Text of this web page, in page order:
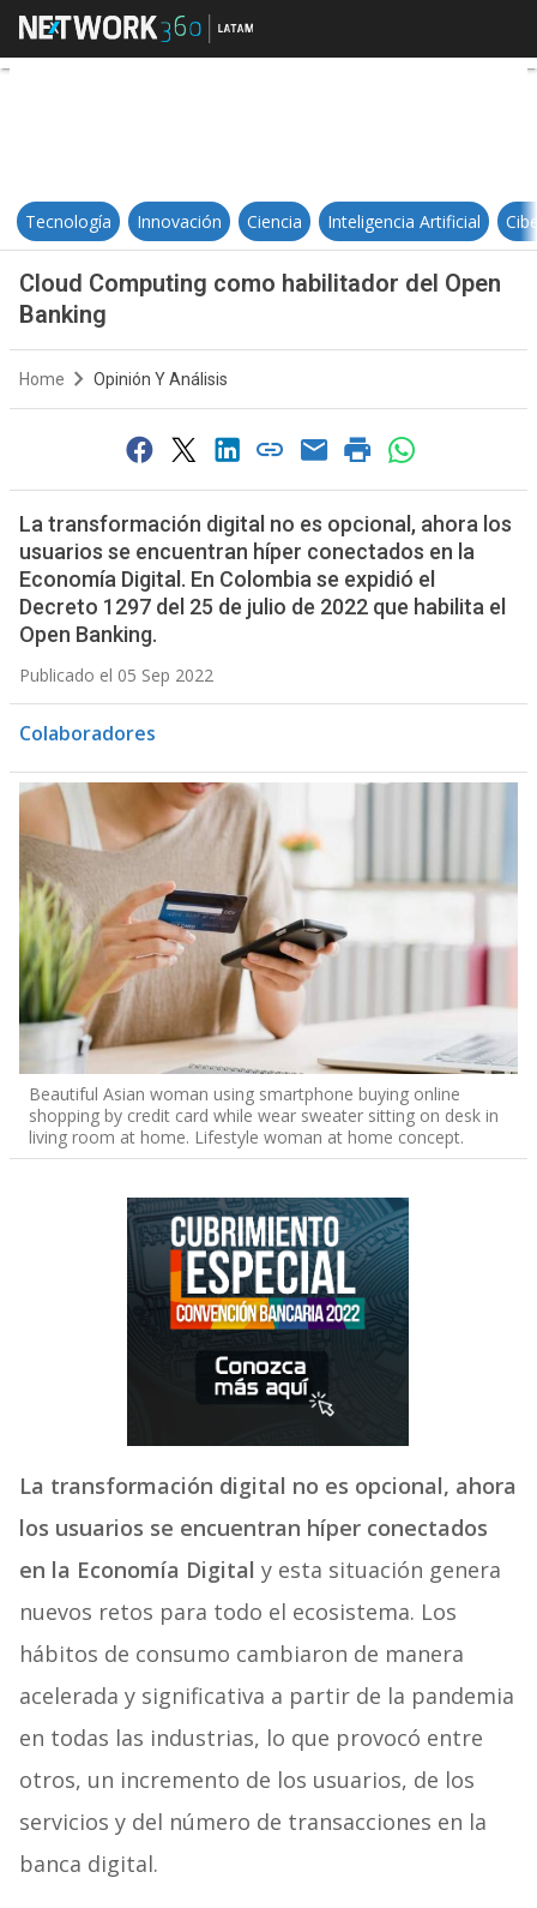
Cloud Computing como
Tecnología Innovación Ciencia Inteligencia Artificial
Cloud Computing como habilitador del Open
Banking
Home Opinión Y Análisis
La transformación digital no es opcional, ahora los
usuarios se encuentran híper conectados en la
Economía Digital. En Colombia se expidió el
Decreto 1297 del 25 de julio de 2022 que habilita el
Open Banking.
Publicado el 05 Sep 2022
Colaboradores
Beautiful Asian woman using smartphone buying online
shopping by credit card while wear sweater sitting on desk in
living room at home. Lifestyle woman at home concept.
La transformación digital no es opcional, ahora
los usuarios se encuentran híper conectados
en la Economía Digital y esta situación genera
nuevos retos para todo el ecosistema. Los
hábitos de consumo cambiaron de manera
acelerada y significativa a partir de la pandemia
en todas las industrias, lo que provocó entre
otros, un incremento de los usuarios, de los
servicios y del número de transacciones en la
banca digital.